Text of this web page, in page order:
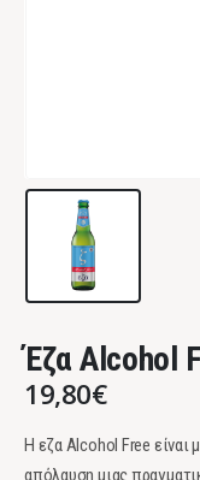
Έζα Alcohol
19,80€
Η εζα Alcohol Free είναι
απόλαυση μιας